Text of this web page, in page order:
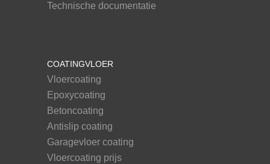
Technische documentatie
COATINGVLOER
Vloercoating
Epoxycoating
Betoncoating
Antislip coating
Garagevloer coating
Vloercoating prijs